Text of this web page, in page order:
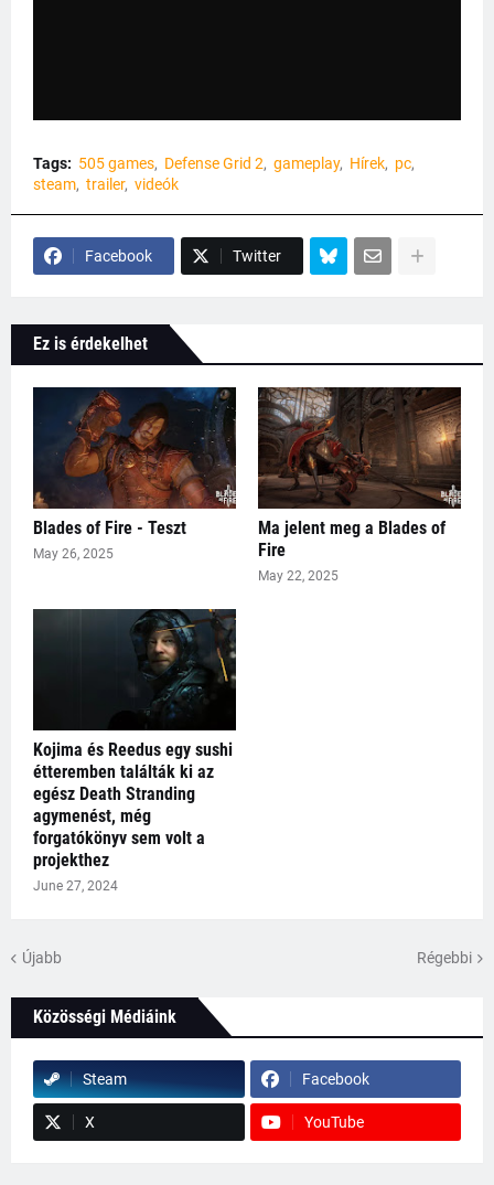
Tags: 505 games Defense Grid 2 gameplay Hírek
pc
steam trailer videók
Facebook Twitter
Ez is érdekelhet
Blades of Fire - Teszt
May 26, 2025
Ma jelent meg a Blades of
Fire
May 22, 2025
Kojima és Reedus egy sushi
étteremben találták ki az
egész Death Stranding
agymenést, még
forgatókönyv sem volt a
projekthez
June 27, 2024
Újabb Régebbi
Közösségi Médiáink
Steam Facebook
X YouTube